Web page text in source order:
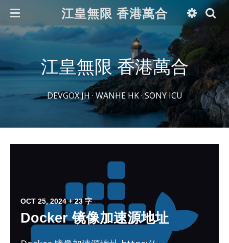
江皇無限 香港萬合
江皇無限 香港萬合
DEVGOX JH · WANHE HK · SONY ICU
OCT 25, 2024 + 23 字
Docker 镜像加速源地址